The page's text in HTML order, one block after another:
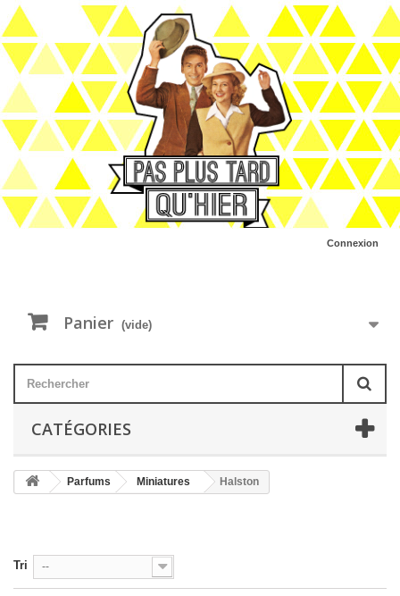
Connexion
Panier (vide)
CATÉGORIES
Parfums Miniatures Halston
Tri --